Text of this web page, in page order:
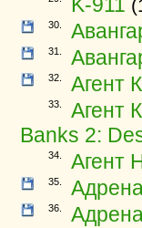
30.
31.
32. Агент
33.
Агент
Banks 2:
34. Агент
35.
36.